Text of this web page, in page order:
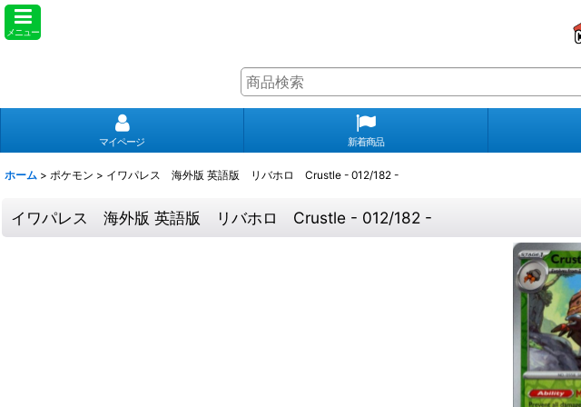
メニュー
マイページ 新着商品
ホーム > ポケモン > イワパレス 海外版 英語版 リバホロ Crustle - 012/182 -
イワパレス 海外版 英語版 リバホロ Crustle - 012/182 -